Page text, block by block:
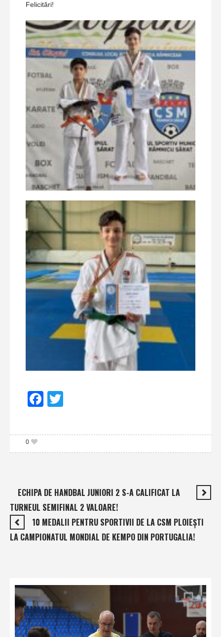
Felicitări!
Facebook
0
ECHIPA DE HANDBAL JUNIORI 2 S-A CALIFICAT LA
TURNEUL SEMIFINAL 2 VALOARE!
10 MEDALII PENTRU SPORTIVII DE LA CSM PLOIEŞTI
LA CAMPIONATUL MONDIAL DE KEMPO DIN PORTUGALIA!